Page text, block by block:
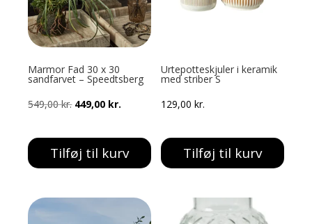
Marmor Fad 30 x 30
sandfarvet – Speedtsberg
549,00kr. Den
pris
var:
449,00 kr.
pris
er:
Tilføj til kurv
Urtepotteskjuler i keramik
med striber S
129,00kr.
Tilføj til kurv